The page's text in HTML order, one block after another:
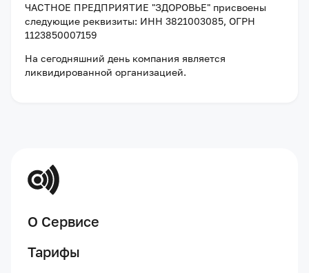
ЧАСТНОЕ ПРЕДПРИЯТИЕ "ЗДОРОВЬЕ" присвоены
следующие реквизиты: ИНН 3821003085, ОГРН
1123850007159
На сегодняшний день компания является
ликвидированной организацией.
О Сервисе
Тарифы